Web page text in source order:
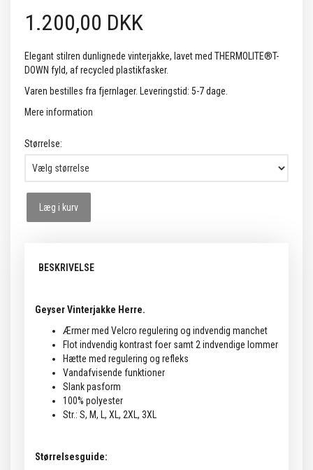
1.200,00 DKK
Elegant stilren dunlignede vinterjakke, lavet med THERMOLITE®T-
DOWN fyld, af recycled plastikfasker.
Varen bestilles fra fjernlager. Leveringstid: 5-7 dage.
Mere information
Størrelse:
Læg i kurv
BESKRIVELSE
Geyser Vinterjakke Herre.
Ærmer med Velcro regulering og indvendig manchet
Flot indvendig kontrast foer samt 2 indvendige lommer
Hætte med regulering og refleks
Vandafvisende funktioner
Slank pasform
100% polyester
Str.: S, M, L, XL, 2XL, 3XL
Størrelsesguide: